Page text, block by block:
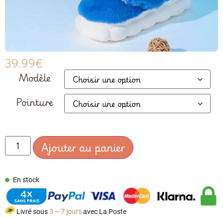
39.99€
Modèle
Pointure
Ajouter au panier
En stock
Livré sous3 – 7 joursavec La Poste